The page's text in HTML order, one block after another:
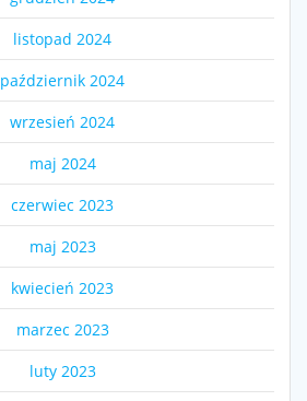
listopad 2024
październik 2024
wrzesień 2024
maj 2024
czerwiec 2023
maj 2023
kwiecień 2023
marzec 2023
luty 2023